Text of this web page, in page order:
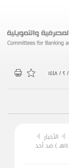
الأخبار
قرار قضائي رقم (۱٥٦ / ۱٤٤۳) وتاريخ (۰٤ / ۰۳ / ۱٤٤۳هـ ) ضد أحد